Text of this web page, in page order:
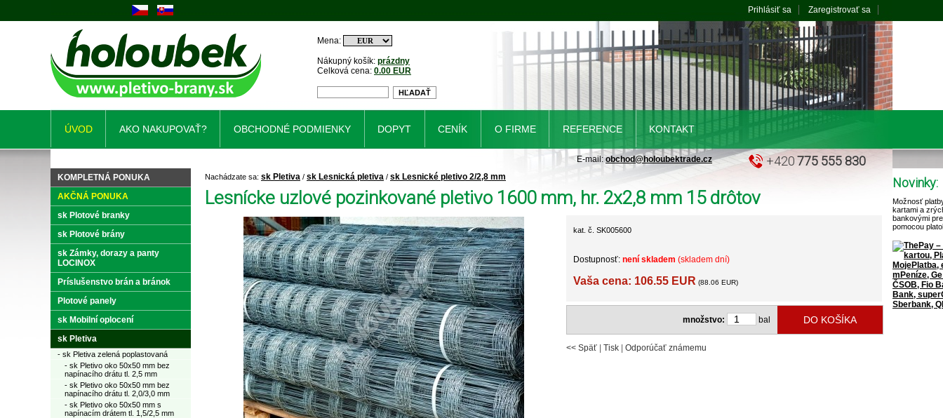
Nachádzate sa: sk Pletiva / sk Lesnická pletiva / sk Lesnické pletivo 2/2,8 mm
Lesnícke uzlové pozinkované pletivo 1600 mm, hr. 2x2,8 mm 15 drôtov
kat. č. SK005600
Dostupnosť: není skladem (skladem dní)
Vaša cena: 106.55 EUR (88.06 EUR)
množstvo: bal
<< Späť Tisk Odporúčať známemu
KOMPLETNÁ PONUKA
AKČNÁ PONUKA
sk Plotové branky
sk Plotové brány
sk Zámky, dorazy a panty
LOCINOX
Príslušenstvo brán a bránok
Plotové panely
sk Mobilní oplocení
sk Pletiva
- sk Pletiva zelená poplastovaná
- sk Pletivo oko 50x50 mm bez
napínacího drátu tl. 2,5 mm
- sk Pletivo oko 50x50 mm bez
napínacího drátu tl. 2,0/3,0 mm
- sk Pletivo oko 50x50 mm s
napínacím drátem tl. 1,5/2,5 mm
Novinky:
Možnosť
kartami a
bankovými
pomocou
Nákupný košík: prázdny
Celková cena: 0.00 EUR
Mena:
Prihlásiť sa Zaregistrovať sa
ÚVOD AKO NAKUPOVAŤ? OBCHODNÉ PODMIENKY DOPYT CENÍK O FIRME REFERENCE KONTAKT
+420775 555 830
E-mail:obchod@holoubektrade.cz